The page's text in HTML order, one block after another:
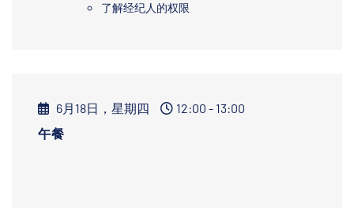
了解经纪人的权限
6月18日，星期四
12:00 - 13:00
午餐